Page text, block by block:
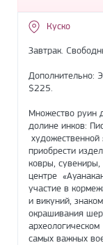
Куско
Завтрак.
Дополнительно:
$225.
Множество руин
долине инков:
приобрести
ковры,
центре
участие в
и викуний,
окрашивания
самых важных